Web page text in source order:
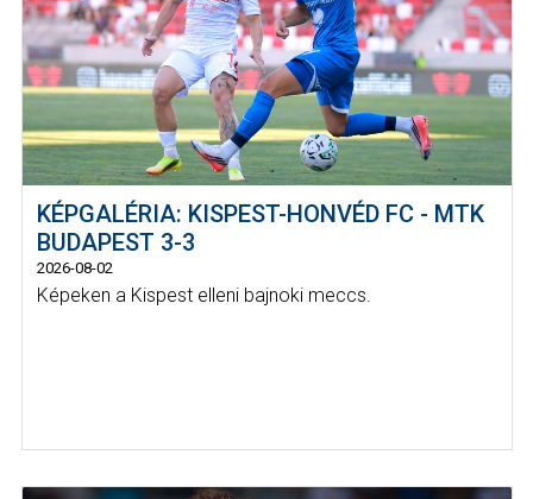
KÉPGALÉRIA: KISPEST-HONVÉD FC - MTK
BUDAPEST 3-3
2026-08-02
Képeken a Kispest elleni bajnoki meccs.